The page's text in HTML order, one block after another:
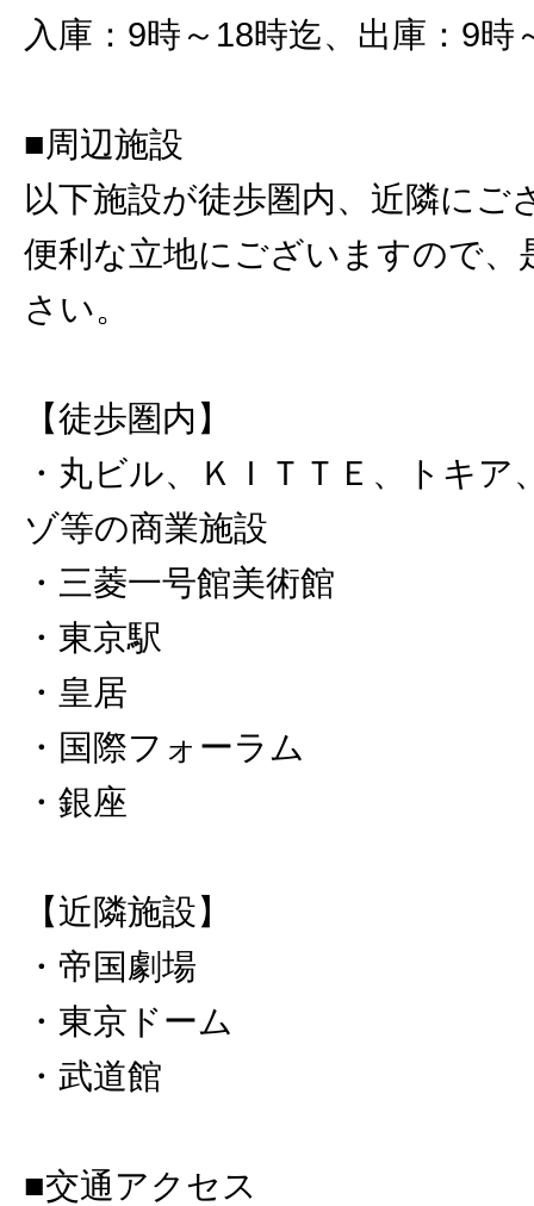
入庫：9時～18時迄、出庫：9時
■周辺施設
以下施設が徒歩圏内、近隣にご
便利な立地にございますので、
さい。
【徒歩圏内】
・丸ビル、ＫＩＴＴＥ、トキア
ゾ等の商業施設
・三菱一号館美術館
・東京駅
・皇居
・国際フォーラム
・銀座
【近隣施設】
・帝国劇場
・東京ドーム
・武道館
■交通アクセス